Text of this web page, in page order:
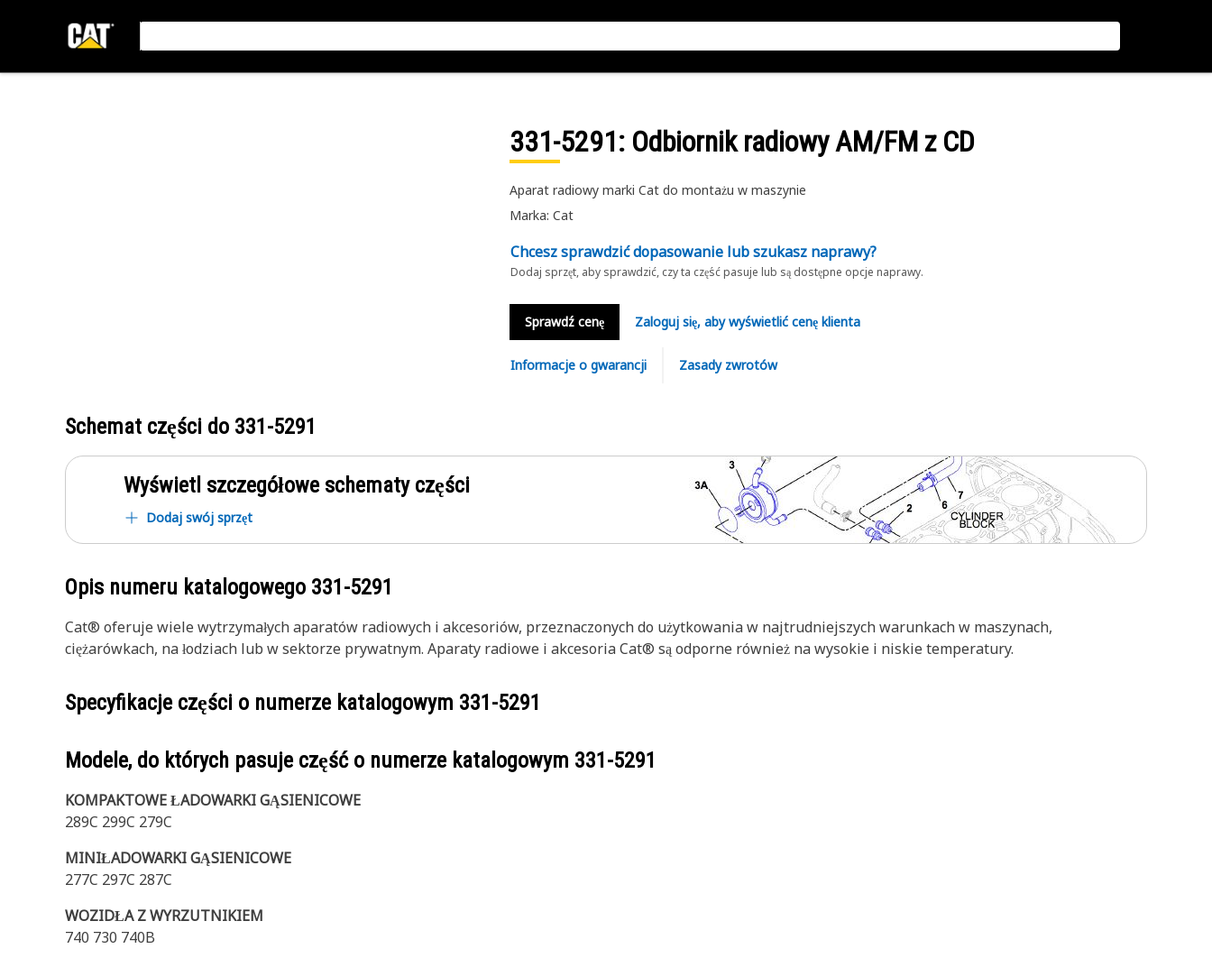
331-5291: Odbiornik radiowy AM/FM z CD
Aparat radiowy marki Cat do montażu w maszynie
Marka: Cat
Chcesz sprawdzić dopasowanie lub szukasz naprawy?
Dodaj sprzęt, aby sprawdzić, czy ta część pasuje lub są dostępne opcje naprawy.
Sprawdź cenę Zaloguj się, aby wyświetlić cenę klienta
Informacje o gwarancji Zasady zwrotów
Schemat części do 331-5291
Wyświetl szczegółowe schematy części
Dodaj swój sprzęt
Opis numeru katalogowego 331-5291
Cat® oferuje wiele wytrzymałych aparatów radiowych i akcesoriów, przeznaczonych do użytkowania w najtrudniejszych warunkach w maszynach,
ciężarówkach, na łodziach lub w sektorze prywatnym. Aparaty radiowe i akcesoria Cat® są odporne również na wysokie i niskie temperatury.
Specyfikacje części o numerze katalogowym 331-5291
Modele, do których pasuje część o numerze katalogowym 331-5291
KOMPAKTOWE ŁADOWARKI GĄSIENICOWE
289C 299C 279C
MINIŁADOWARKI GĄSIENICOWE
277C 297C 287C
WOZIDŁA Z WYRZUTNIKIEM
740 730 740B